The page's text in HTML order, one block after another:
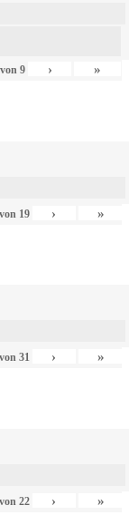
von9 › »
von 19 › »
von 31 › »
von 22 › »